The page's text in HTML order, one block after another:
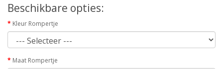
Beschikbare opties:
Kleur Rompertje
Maat Rompertje